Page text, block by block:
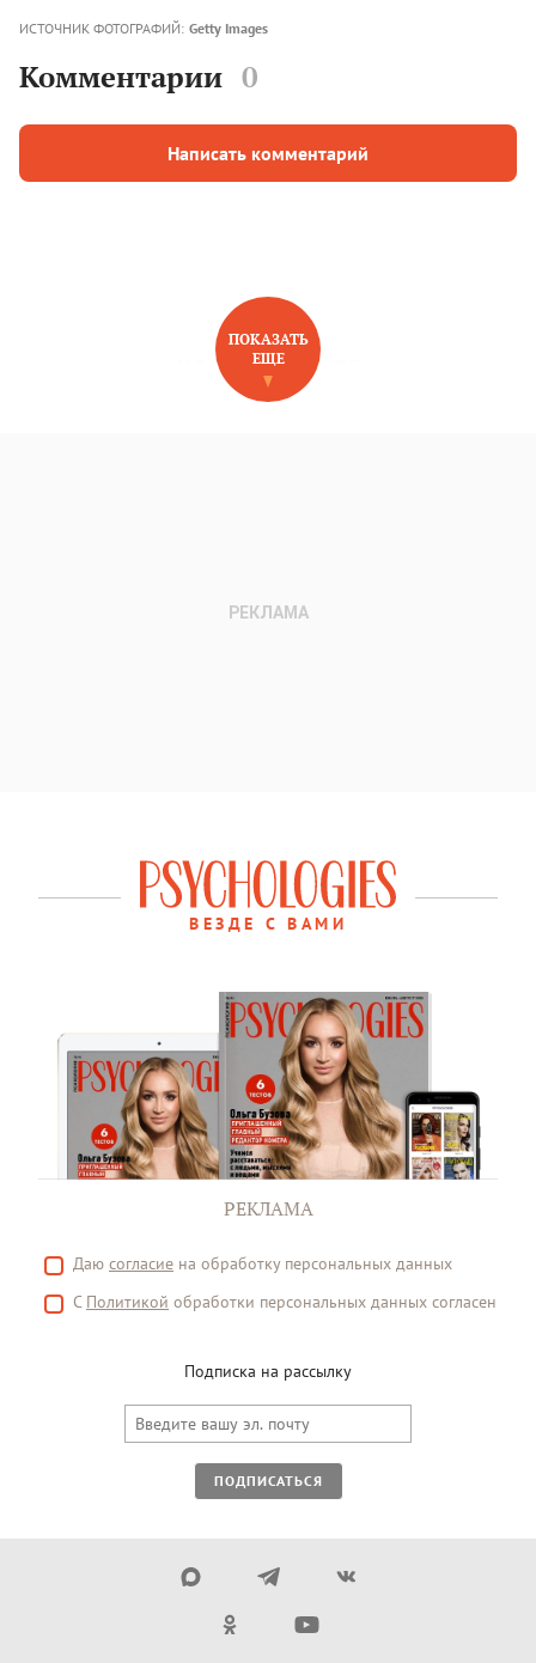
ИСТОЧНИК ФОТОГРАФИЙ: Getty Images
Комментарии 0
Написать комментарий
НОВОЕ НА САЙТЕ
ПОКАЗАТЬ
ЕЩЕ
ВЕЗДЕ С ВАМИ
РЕКЛАМА
Даю согласие на обработку персональных данных
С Политикой обработки персональных данных согласен
Подписка на рассылку
ПОДПИСАТЬСЯ